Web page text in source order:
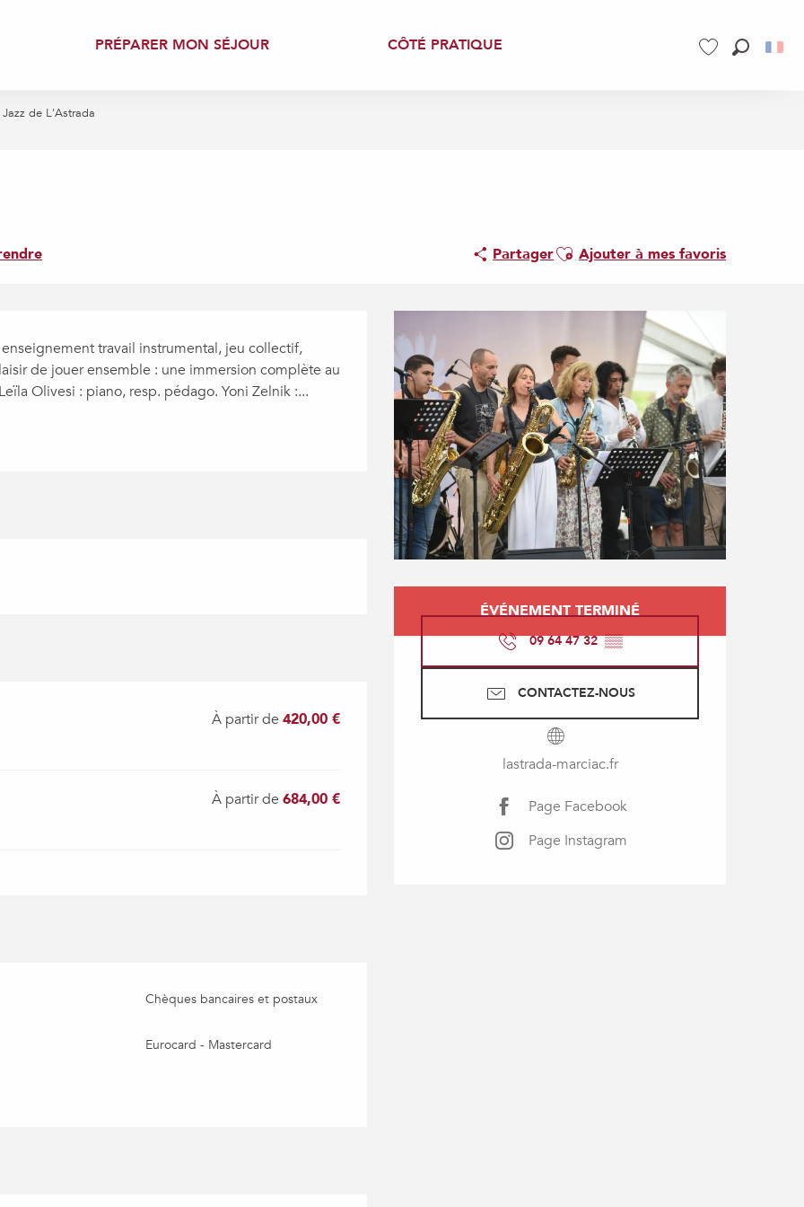
PRÉPARER MON SÉJOUR CÔTÉ PRATIQUE
de L'Astrada
PartagerAjouter aux favoris
Ajouter à mes favoris
Ouverture et
ÉVÉNEMENT TERMINÉ
09 64 47 32▒▒
CONTACTEZ-NOUS
lastrada-marciac.fr
Page Facebook
Page Instagram
travail instrumental, jeu collectif,
de jouer ensemble : une immersion complète au
Olivesi : piano, resp. pédago. Yoni Zelnik :...
À partir de420,00 €
À partir de684,00 €
Chèques bancaires et postaux
Eurocard - Mastercard